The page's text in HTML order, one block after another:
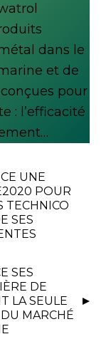
dans le
et de
conçues pour
: l’efficacité
UNE
POUR
TECHNICO
SES
SES
DE
LA SEULE
MARCHÉ